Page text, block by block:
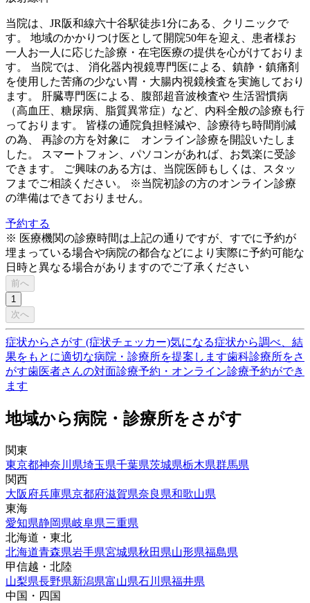
当院は、JR阪和線六十谷駅徒歩1分にある、クリニックで
す。 地域のかかりつけ医として開院50年を迎え、患者様お
一人お一人に応じた診療・在宅医療の提供を心がけておりま
す。 当院では、 消化器内視鏡専門医による、鎮静・鎮痛剤
を使用した苦痛の少ない胃・大腸内視鏡検査を実施しており
ます。 肝臓専門医による、腹部超音波検査や 生活習慣病
（高血圧、糖尿病、脂質異常症）など、内科全般の診療も行
っております。 皆様の通院負担軽減や、診療待ち時間削減
の為、 再診の方を対象に オンライン診療を開設いたしま
した。 スマートフォン、パソコンがあれば、お気楽に受診
できます。 ご興味のある方は、当院医師もしくは、スタッ
フまでご相談ください。 ※当院初診の方のオンライン診療
の準備はできておりません。
予約する
※ 医療機関の診療時間は上記の通りですが、すでに予約が
埋まっている場合や病院の都合などにより実際に予約可能な
日時と異なる場合がありますのでご了承ください
前へ
1
次へ
症状からさがす (症状チェッカー)気になる症状から調べ、結
果をもとに適切な病院・診療所を提案します歯科診療所をさ
がす歯医者さんの対面診療予約・オンライン診療予約ができ
ます
地域から病院・診療所をさがす
関東
東京都神奈川県埼玉県千葉県茨城県栃木県群馬県
関西
大阪府兵庫県京都府滋賀県奈良県和歌山県
東海
愛知県静岡県岐阜県三重県
北海道・東北
北海道青森県岩手県宮城県秋田県山形県福島県
甲信越・北陸
山梨県長野県新潟県富山県石川県福井県
中国・四国